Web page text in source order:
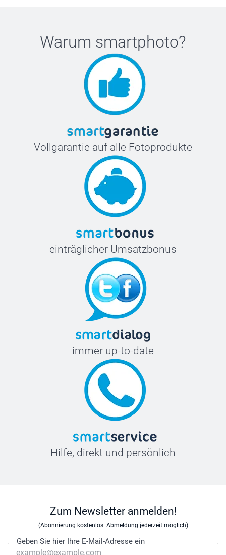
Warum smartphoto?
Vollgarantie auf alle Fotoprodukte
einträglicher Umsatzbonus
immer up-to-date
Hilfe, direkt und persönlich
Zum Newsletter anmelden!
(Abonnierung kostenlos. Abmeldung jederzeit möglich)
Geben Sie hier Ihre E-Mail-Adresse ein